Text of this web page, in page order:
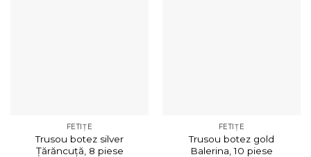
FETIȚE
Trusou botez silver
Țărăncuță, 8 piese
FETIȚE
Trusou botez gold
Balerina, 10 piese